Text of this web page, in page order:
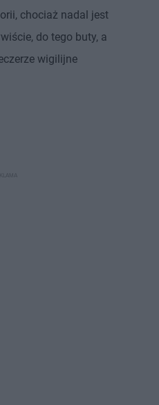
chociaż nadal jest
do tego buty, a
wigilijne